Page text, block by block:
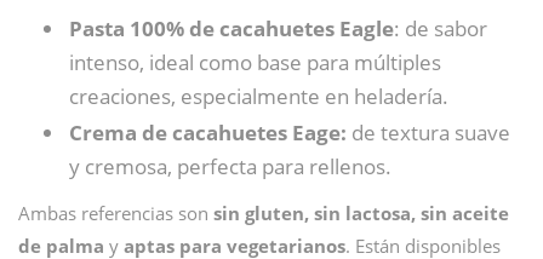
Pasta 100% de cacahuetes Eagle: de sabor
intenso, ideal como base para múltiples
creaciones, especialmente en heladería.
Crema de cacahuetes Eage: de textura suave
y cremosa, perfecta para rellenos.
Ambas referencias son sin gluten, sin lactosa, sin aceite
de palma y aptas para vegetarianos. Están disponibles